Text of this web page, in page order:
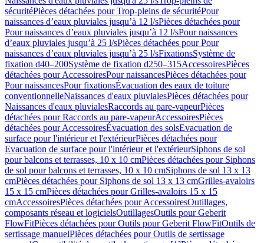
sécuritéPièces détachées pour Trop-pleins de sécuritéPour
naissances d’eaux pluviales jusqu’à 12 l/sPièces détachées pour
Pour naissances d’eaux pluviales jusqu’à 12 l/sPour naissances
d’eaux pluviales jusqu’à 25 l/sPièces détachées pour Pour
naissances d’eaux pluviales jusqu’à 25 l/sFixationsSystème de
fixation d40–200Système de fixation d250–315AccessoiresPièces
détachées pour AccessoiresPour naissancesPièces détachées pour
Pour naissancesPour fixationsÉvacuation des eaux de toiture
conventionnelleNaissances d'eaux pluvialesPièces détachées pour
Naissances d'eaux pluvialesRaccords au pare-vapeurPièces
détachées pour Raccords au pare-vapeurAccessoiresPièces
détachées pour AccessoiresÉvacuation des solsEvacuation de
surface pour l'intérieur et l'extérieurPièces détachées pour
Evacuation de surface pour l'intérieur et l'extérieurSiphons de sol
pour balcons et terrasses, 10 x 10 cmPièces détachées pour Siphons
de sol pour balcons et terrasses, 10 x 10 cmSiphons de sol 13 x 13
cmPièces détachées pour Siphons de sol 13 x 13 cmGrilles-avaloirs
15 x 15 cmPièces détachées pour Grilles-avaloirs 15 x 15
cmAccessoiresPièces détachées pour AccessoiresOutillages,
composants réseau et logicielsOutillagesOutils pour Geberit
FlowFitPièces détachées pour Outils pour Geberit FlowFitOutils de
sertissage manuelPièces détachées pour Outils de sertissage